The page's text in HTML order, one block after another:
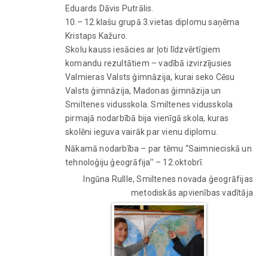
Eduards Dāvis Putrālis.
10.– 12.klašu grupā 3.vietas diplomu saņēma
Kristaps Kažuro.
Skolu kauss iesācies ar ļoti līdzvērtīgiem
komandu rezultātiem – vadībā izvirzījusies
Valmieras Valsts ģimnāzija, kurai seko Cēsu
Valsts ģimnāzija, Madonas ģimnāzija un
Smiltenes vidusskola. Smiltenes vidusskola
pirmajā nodarbībā bija vienīgā skola, kuras
skolēni ieguva vairāk par vienu diplomu.
Nākamā nodarbība – par tēmu “Saimnieciskā un
tehnoloģiju ģeogrāfija’’ – 12.oktobrī.
Ingūna Rullle, Smiltenes novada ģeogrāfijas
metodiskās apvienības vadītāja